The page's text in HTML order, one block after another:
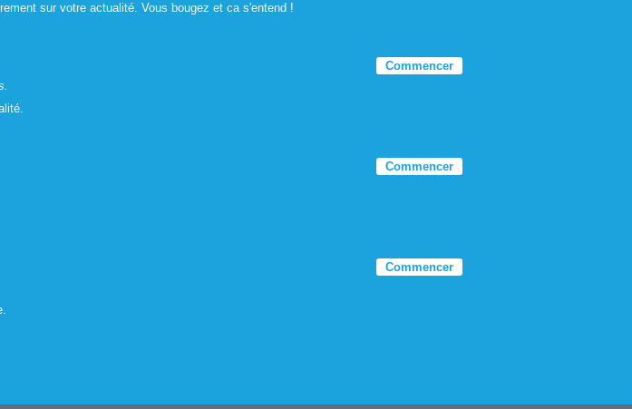
sur votre actualité. Vous bougez et ca s'entend !
Commencer
Commencer
Commencer